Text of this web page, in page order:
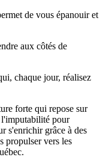
de vous épanouir et
aux côtés de
chaque jour, réalisez
forte qui repose sur
l'imputabilité pour
s'enrichir grâce à des
propulser vers les